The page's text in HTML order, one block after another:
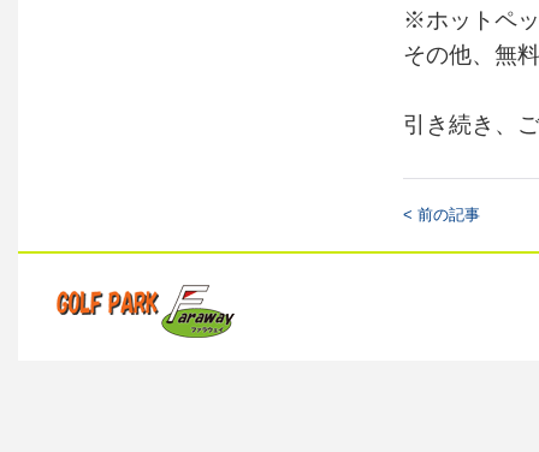
※ホットペ
その他、無
引き続き、
< 前の記事